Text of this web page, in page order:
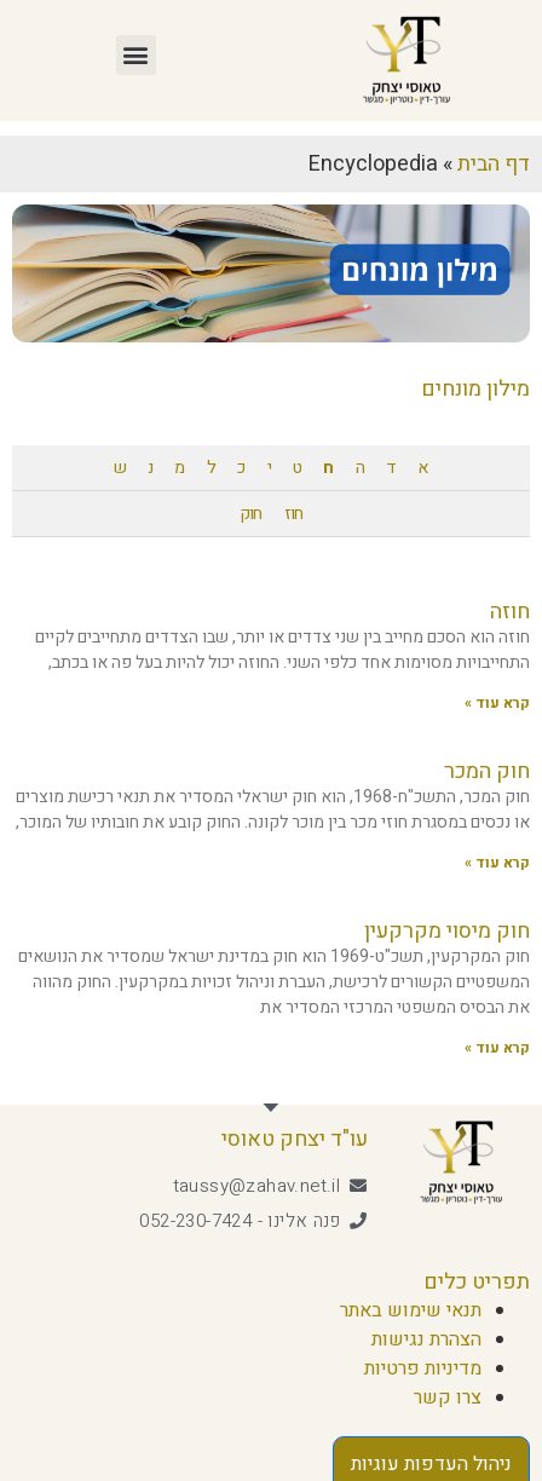
דף הבית»
Encyclopedia
מילון מונחים
א ד ה ח ט י כ ל מ נ
ש
חוז
חוק
חוזה
חוזה הוא הסכם מחייב בין שני צדדים או יותר, שבו הצדדים מתחייבים לקיים
התחייבויות מסוימות אחד כלפי השני. החוזה יכול להיות בעל פה או בכתב,
קרא עוד »
חוק המכר
חוק המכר, התשכ"ח-1968, הוא חוק ישראלי המסדיר את תנאי רכישת מוצרים
או נכסים במסגרת חוזי מכר בין מוכר לקונה. החוק קובע את חובותיו של המוכר,
קרא עוד »
חוק מיסוי מקרקעין
חוק המקרקעין, תשכ"ט-1969 הוא חוק במדינת ישראל שמסדיר את הנושאים
המשפטיים הקשורים לרכישת, העברת וניהול זכויות במקרקעין. החוק מהווה
את הבסיס המשפטי המרכזי המסדיר את
קרא עוד »
עו"ד יצחק טאוסי
taussy@zahav.net.il
פנה אלינו - 052-230-7424
תפריט כלים
תנאי שימוש באתר
הצהרת נגישות
מדיניות פרטיות
צרו קשר
ניהול העדפות עוגיות